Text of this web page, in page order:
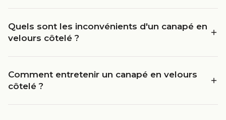
Quels sont les inconvénients d'un canapé en
velours côtelé ?
Comment entretenir un canapé en velours
côtelé ?